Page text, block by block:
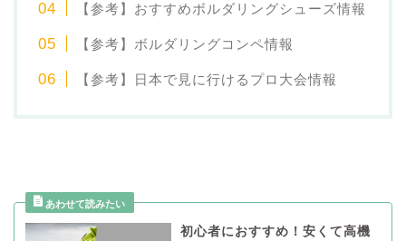
【参考】おすすめボルダリングシューズ情報
【参考】ボルダリングコンペ情報
【参考】日本で見に行けるプロ大会情報
初心者におすすめ！安くて高機